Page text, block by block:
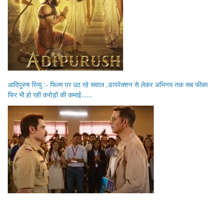
आदिपुरुष रिव्यु :- फिल्म पर उठ रहे सवाल ,डायरेक्शन से लेकर अभिनय तक सब फीका
फिर भी हो रही करोड़ों की कमाई……